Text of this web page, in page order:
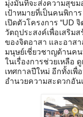
มุ่งมั่นที่จะส่งความสุข
เป้าหมายที่เป็นคนพิกา
เปิดตัวโครงการ “UD
วัตถุประสงค์เพื่อเสริม
ของจิตอาสา และอาส
มนุษย์เชี่ยวชาญด้านค
ในเรื่องการช่วยเหลือ
เทศกาลปีใหม่ อีกทั้งเ
อำนวยความสะดวกอัน